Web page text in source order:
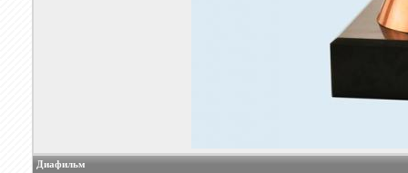
Диафильм